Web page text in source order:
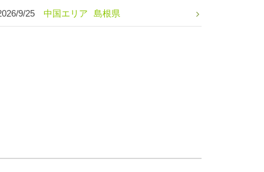
9/25 中国エリア 島根県